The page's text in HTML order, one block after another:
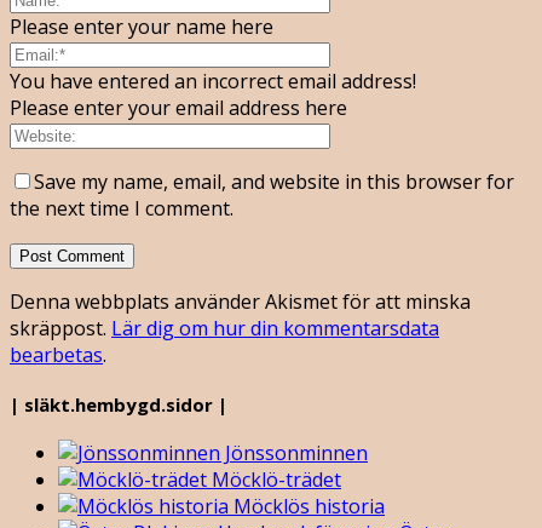
Please enter your name here
You have entered an incorrect email address!
Please enter your email address here
Save my name, email, and website in this browser for
the next time I comment.
Denna webbplats använder Akismet för att minska
skräppost. Lär dig om hur din kommentarsdata
bearbetas.
| släkt.hembygd.sidor |
Jönssonminnen
Möcklö-trädet
Möcklös historia